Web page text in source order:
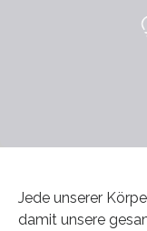
Jede unserer
damit unsere